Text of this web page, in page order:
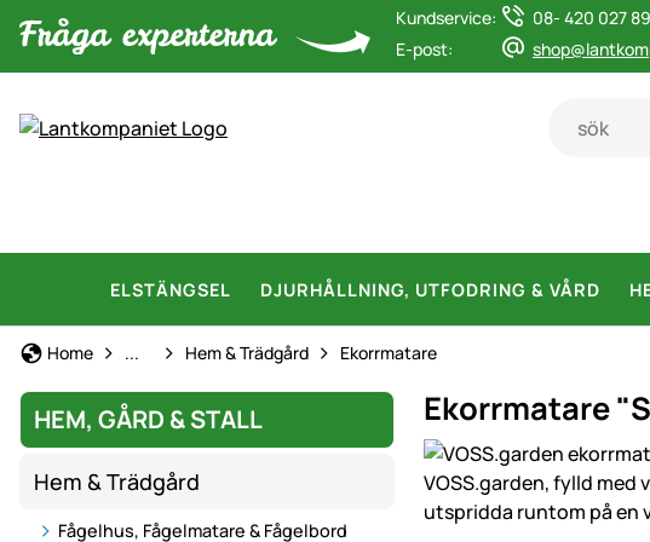
Kundservice:
08- 420 027 89
E-post:
ELSTÄNGSEL DJURHÅLLNING, UTFODRING & VÅRD
Home Hem, gård & stall
... Hem & Trädgård Ekorrmatare
HEM, GÅRD & STALL
Hem & Trädgård
Fågelhus, Fågelmatare & Fågelbord
Ekorrmatare
Produktgaleri